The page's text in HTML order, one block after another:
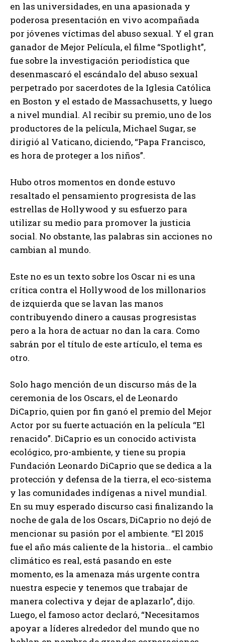
en las universidades, en una apasionada y
poderosa presentación en vivo acompañada
por jóvenes víctimas del abuso sexual. Y el gran
ganador de Mejor Película, el filme “Spotlight”,
fue sobre la investigación periodística que
desenmascaró el escándalo del abuso sexual
perpetrado por sacerdotes de la Iglesia Católica
en Boston y el estado de Massachusetts, y luego
a nivel mundial. Al recibir su premio, uno de los
productores de la película, Michael Sugar, se
dirigió al Vaticano, diciendo, “Papa Francisco,
es hora de proteger a los niños”.
Hubo otros momentos en donde estuvo
resaltado el pensamiento progresista de las
estrellas de Hollywood y su esfuerzo para
utilizar su medio para promover la justicia
social. No obstante, las palabras sin acciones no
cambian al mundo.
Este no es un texto sobre los Oscar ni es una
crítica contra el Hollywood de los millonarios
de izquierda que se lavan las manos
contribuyendo dinero a causas progresistas
pero a la hora de actuar no dan la cara. Como
sabrán por el título de este artículo, el tema es
otro.
Solo hago mención de un discurso más de la
ceremonia de los Oscars, el de Leonardo
DiCaprio, quien por fin ganó el premio del Mejor
Actor por su fuerte actuación en la película “El
renacido”. DiCaprio es un conocido activista
ecológico, pro-ambiente, y tiene su propia
Fundación Leonardo DiCaprio que se dedica a la
protección y defensa de la tierra, el eco-sistema
y las comunidades indígenas a nivel mundial.
En su muy esperado discurso casi finalizando la
noche de gala de los Oscars, DiCaprio no dejó de
mencionar su pasión por el ambiente. “El 2015
fue el año más caliente de la historia… el cambio
climático es real, está pasando en este
momento, es la amenaza más urgente contra
nuestra especie y tenemos que trabajar de
manera colectiva y dejar de aplazarlo”, dijo.
Luego, el famoso actor declaró, “Necesitamos
apoyar a líderes alrededor del mundo que no